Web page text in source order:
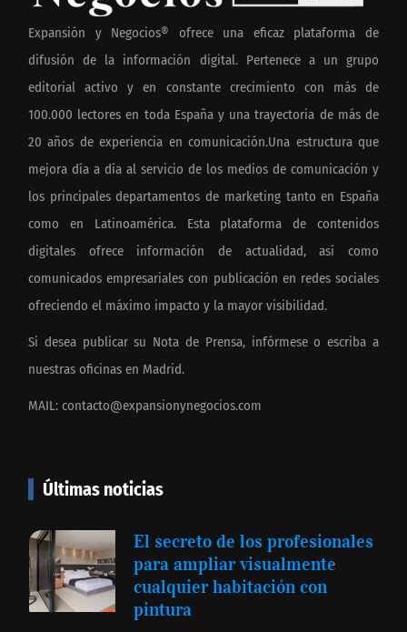
Expansión y Negocios® ofrece una eficaz plataforma de
difusión de la información digital. Pertenece a un grupo
editorial activo y en constante crecimiento con más de
100.000 lectores en toda España y una trayectoria de más de
20 años de experiencia en comunicación.Una estructura que
mejora día a día al servicio de los medios de comunicación y
los principales departamentos de marketing tanto en España
como en Latinoamérica. Esta plataforma de contenidos
digitales ofrece información de actualidad, así como
comunicados empresariales con publicación en redes sociales
ofreciendo el máximo impacto y la mayor visibilidad.
Si desea publicar su Nota de Prensa, infórmese o escriba a
nuestras oficinas en Madrid.
MAIL: contacto@expansionynegocios.com
Últimas noticias
El secreto de los profesionales
para ampliar visualmente
cualquier habitación con
pintura